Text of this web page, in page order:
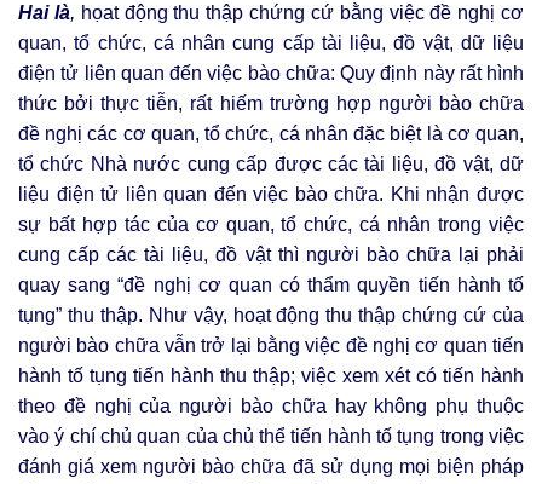
Hai là, họat động thu thập chứng cứ bằng việc đề nghị cơ
quan, tổ chức, cá nhân cung cấp tài liệu, đồ vật, dữ liệu
điện tử liên quan đến việc bào chữa: Quy định này rất hình
thức bởi thực tiễn, rất hiếm trường hợp người bào chữa
đề nghị các cơ quan, tổ chức, cá nhân đặc biệt là cơ quan,
tổ chức Nhà nước cung cấp được các tài liệu, đồ vật, dữ
liệu điện tử liên quan đến việc bào chữa. Khi nhận được
sự bất hợp tác của cơ quan, tổ chức, cá nhân trong việc
cung cấp các tài liệu, đồ vật thì người bào chữa lại phải
quay sang “đề nghị cơ quan có thẩm quyền tiến hành tố
tụng” thu thập. Như vậy, hoạt động thu thập chứng cứ của
người bào chữa vẫn trở lại bằng việc đề nghị cơ quan tiến
hành tố tụng tiến hành thu thập; việc xem xét có tiến hành
theo đề nghị của người bào chữa hay không phụ thuộc
vào ý chí chủ quan của chủ thể tiến hành tố tụng trong việc
đánh giá xem người bào chữa đã sử dụng mọi biện pháp